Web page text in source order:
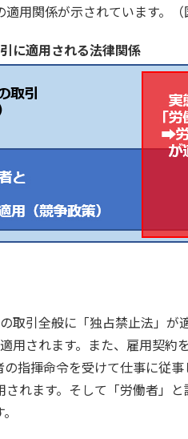
用関係が示されています。（
に適用される法律関係
取引全般に「独占禁止法」が
されます。また、雇用契約
指揮命令を受けて仕事に従
れます。そして「労働者」